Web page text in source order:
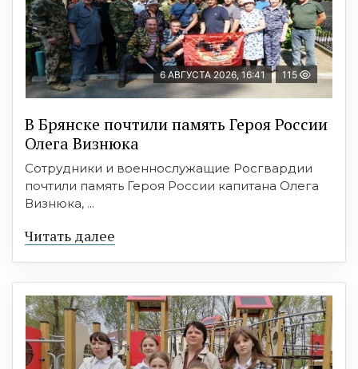
6 АВГУСТА 2026, 16:41 115
В Брянске почтили память Героя России
Олега Визнюка
Сотрудники и военнослужащие Росгвардии
почтили память Героя России капитана Олега
Визнюка, ...
Читать далее